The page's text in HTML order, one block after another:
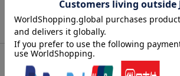
商品レビュー（28件）
総合評価：